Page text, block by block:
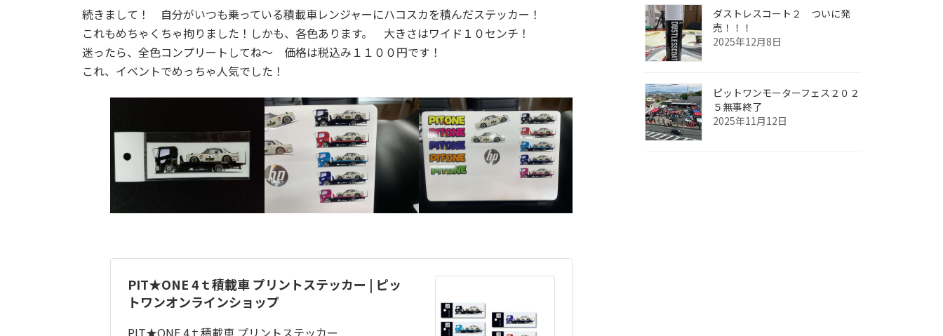
続きまして！ 自分がいつも乗っている積載車レンジャーにハコスカを積んだステッカー！
これもめちゃくちゃ拘りました！しかも、各色あります。 大きさはワイド１０センチ！
迷ったら、全色コンプリートしてね～ 価格は税込み１１００円です！
これ、イベントでめっちゃ人気でした！
PIT★ONE 4ｔ積載車 プリントステッカー | ピッ
トワンオンラインショップ
PIT★ONE 4ｔ積載車 プリントステッカー
ダストレスコート２ ついに発
売！！！
2025年12月8日
ピットワンモーターフェス２０２
５無事終了
2025年11月12日